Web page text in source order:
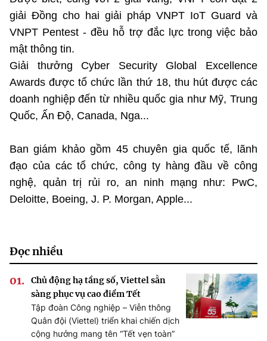
giải Đồng cho hai giải pháp VNPT IoT Guard và
VNPT Pentest - đều hỗ trợ đắc lực trong việc bảo
mật thông tin.
Giải thưởng Cyber Security Global Excellence
Awards được tổ chức lần thứ 18, thu hút được các
doanh nghiệp đến từ nhiều quốc gia như Mỹ, Trung
Quốc, Ấn Độ, Canada, Nga...
Ban giám khảo gồm 45 chuyên gia quốc tế, lãnh
đạo của các tổ chức, công ty hàng đầu về công
nghệ, quản trị rủi ro, an ninh mạng như: PwC,
Deloitte, Boeing, J. P. Morgan, Apple...
Đọc nhiều
Chủ động hạ tầng số, Viettel sẵn
sàng phục vụ cao điểm Tết
Tập đoàn Công nghiệp – Viễn thông
Quân đội (Viettel) triển khai chiến dịch
cộng hưởng mang tên “Tết vẹn toàn”